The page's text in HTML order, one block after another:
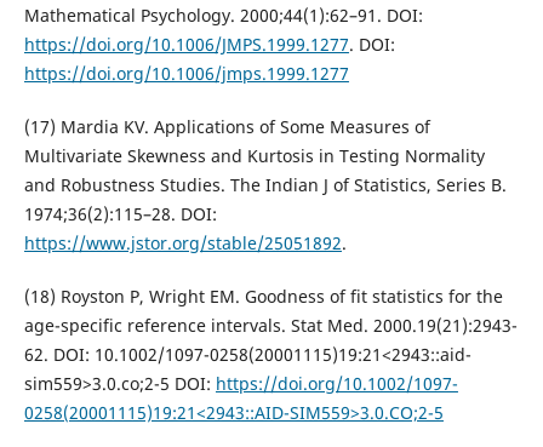
Mathematical Psychology. 2000;44(1):62–91. DOI:
https://doi.org/10.1006/JMPS.1999.1277. DOI:
https://doi.org/10.1006/jmps.1999.1277
(17) Mardia KV. Applications of Some Measures of
Multivariate Skewness and Kurtosis in Testing Normality
and Robustness Studies. The Indian J of Statistics, Series B.
1974;36(2):115–28. DOI:
https://www.jstor.org/stable/25051892.
(18) Royston P, Wright EM. Goodness of fit statistics for the
age-specific reference intervals. Stat Med. 2000.19(21):2943-
62. DOI: 10.1002/1097-0258(20001115)19:21<2943::aid-
sim559>3.0.co;2-5 DOI: https://doi.org/10.1002/1097-
0258(20001115)19:21<2943::AID-SIM559>3.0.CO;2-5